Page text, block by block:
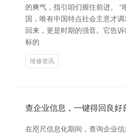
的爽气，指引咱们握住前进。 “
国，唯有中国特点社会主意才
回来，更是时期的强音。它告诉
标的
维修资讯
查企业信息，一键得回良好
在咫尺信息化期间，查询企业